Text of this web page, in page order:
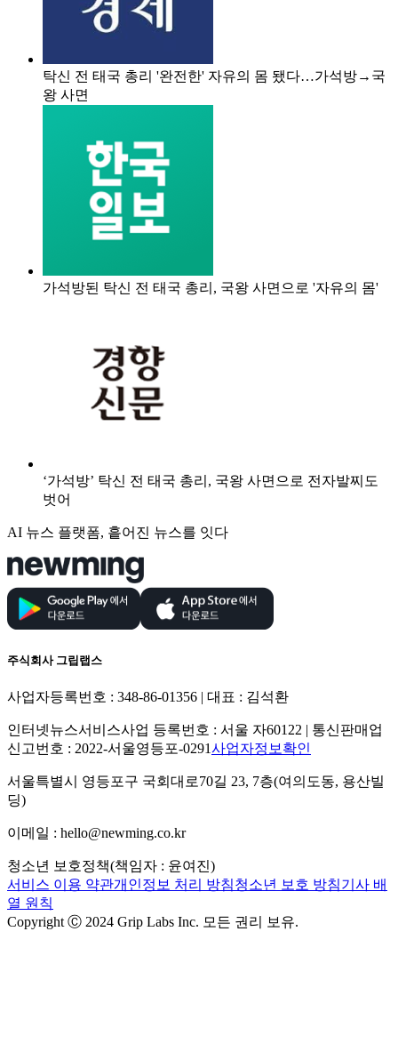
탁신 전 태국 총리 '완전한' 자유의 몸 됐다…가석방→국
왕 사면
가석방된 탁신 전 태국 총리, 국왕 사면으로 '자유의 몸'
‘가석방’ 탁신 전 태국 총리, 국왕 사면으로 전자발찌도
벗어
AI 뉴스 플랫폼, 흩어진 뉴스를 잇다
주식회사 그립랩스
사업자등록번호 : 348-86-01356 | 대표 : 김석환
인터넷뉴스서비스사업 등록번호 : 서울 자60122 | 통신판매업
신고번호 : 2022-서울영등포-0291사업자정보확인
서울특별시 영등포구 국회대로70길 23, 7층(여의도동, 용산빌
딩)
이메일 : hello@newming.co.kr
청소년 보호정책(책임자 : 윤여진)
서비스 이용 약관개인정보 처리 방침청소년 보호 방침기사 배
열 원칙
Copyright Ⓒ 2024 Grip Labs Inc. 모든 권리 보유.